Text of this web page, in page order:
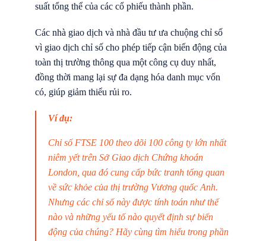
suất tổng thể của các cổ phiếu thành phần.
Các nhà giao dịch và nhà đầu tư ưa chuộng chỉ số
vì giao dịch chỉ số cho phép tiếp cận biến động của
toàn thị trường thông qua một công cụ duy nhất,
đồng thời mang lại sự đa dạng hóa danh mục vốn
có, giúp giảm thiểu rủi ro.
Ví dụ:
Chỉ số FTSE 100 theo dõi 100 công ty lớn nhất
niêm yết trên Sở Giao dịch Chứng khoán
London, qua đó cung cấp bức tranh tổng quan
về sức khỏe của thị trường Vương quốc Anh.
Nhưng các chỉ số này được tính toán như thế
nào và những yếu tố nào quyết định sự biến
động của chúng? Hãy cùng tìm hiểu trong phần